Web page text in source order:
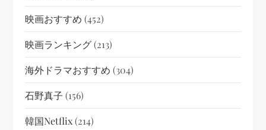
映画おすすめ (452)
映画ランキング(213)
海外ドラマおすすめ (304)
石野真子 (156)
韓国netflix(214)